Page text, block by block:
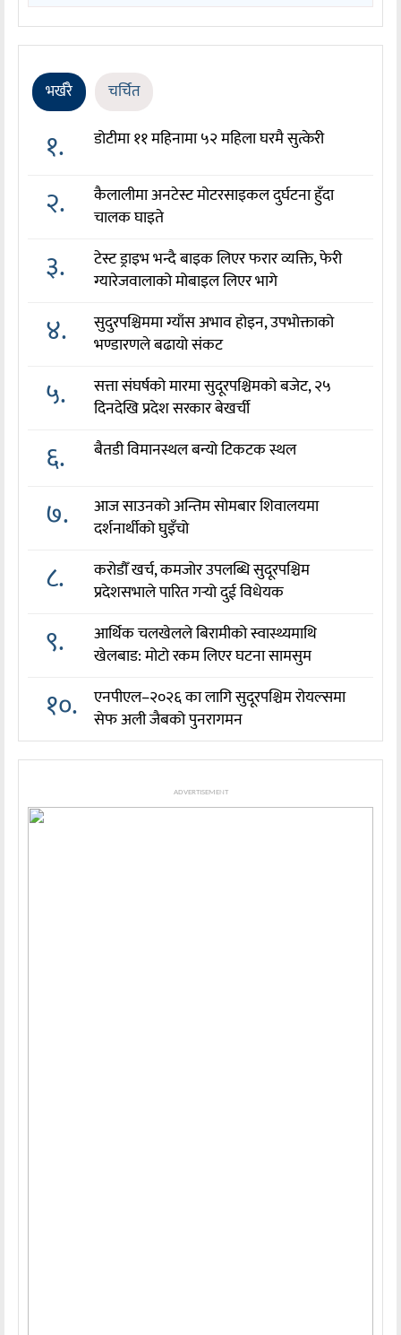
भर्खरै चर्चित
१. डोटीमा ११ महिनामा ५२ महिला घरमै सुत्केरी
२.
कैलालीमा अनटेस्ट मोटरसाइकल दुर्घटना हुँदा
चालक घाइते
३.
टेस्ट ड्राइभ भन्दै बाइक लिएर फरार व्यक्ति, फेरी
ग्यारेजवालाको मोबाइल लिएर भागे
४.
सुदुरपश्चिममा ग्याँस अभाव होइन, उपभोक्ताको
भण्डारणले बढायो संकट
५.
सत्ता संघर्षको मारमा सुदूरपश्चिमको बजेट, २५
दिनदेखि प्रदेश सरकार बेखर्ची
६. बैतडी विमानस्थल बन्यो टिकटक स्थल
७.
आज साउनको अन्तिम सोमबार शिवालयमा
दर्शनार्थीको घुइँचो
८.
करोडौँ खर्च, कमजोर उपलब्धि सुदूरपश्चिम
प्रदेशसभाले पारित गर्‍यो दुई विधेयक
९.
आर्थिक चलखेलले बिरामीको स्वास्थ्यमाथि
खेलबाड: मोटो रकम लिएर घटना सामसुम
१०.
एनपीएल–२०२६ का लागि सुदूरपश्चिम रोयल्समा
सेफ अली जैबको पुनरागमन
ADVERTISEMENT